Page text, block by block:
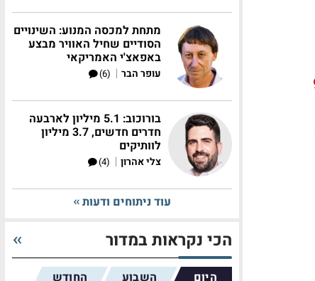
מתחת למכסה המנוע: השינויים
הסודיים שחיל האוויר מבצע
באפאצ'י האמריקאי
עופר הבר |
(6)
בורוכוב: 5.1 מיליון לארבעה
חדרים חדשים, 3.7 מיליון
לוותיקים
צלי אהרון |
(4)
עוד ניתוחים ודעות
הכי נקראות במדור
היום השבוע החודש